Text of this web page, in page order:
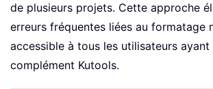
de plusieurs projets. Cette approche
erreurs fréquentes liées au formatage
accessible à tous les utilisateurs ayant
complément Kutools.